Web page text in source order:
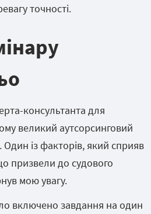
точності.
консультанта для
великий аутсорсинговий
Один із факторів, який сприяв
призвели до судового
мою увагу.
включено завдання на один